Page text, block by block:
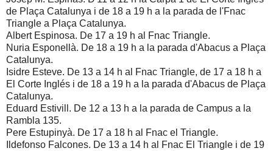
de Plaça Catalunya i de 18 a 19 h a la parada de l'Fnac
Triangle a Plaça Catalunya.
Albert Espinosa. De 17 a 19 h al Fnac Triangle.
Nuria Esponellà. De 18 a 19 h a la parada d'Abacus a Plaça
Catalunya.
Isidre Esteve. De 13 a 14 h al Fnac Triangle, de 17 a 18 h a
El Corte Inglés i de 18 a 19 h a la parada d'Abacus de Plaça
Catalunya.
Eduard Estivill. De 12 a 13 h a la parada de Campus a la
Rambla 135.
Pere Estupinyà. De 17 a 18 h al Fnac el Triangle.
Ildefonso Falcones. De 13 a 14 h al Fnac El Triangle i de 19